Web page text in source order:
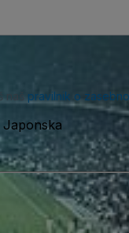
naš pravilnik o
Japonska